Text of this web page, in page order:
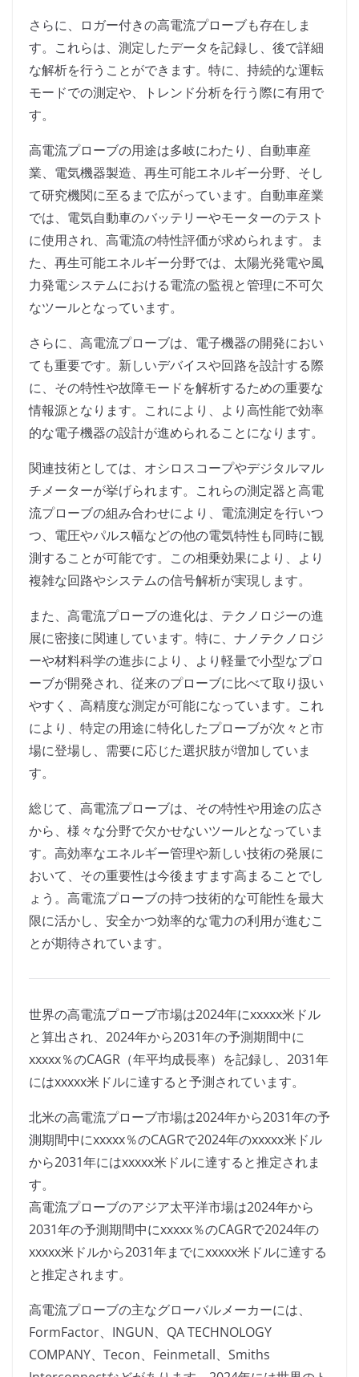
さらに、ロガー付きの高電流プローブも存在しま
す。これらは、測定したデータを記録し、後で詳細
な解析を行うことができます。特に、持続的な運転
モードでの測定や、トレンド分析を行う際に有用で
す。
高電流プローブの用途は多岐にわたり、自動車産
業、電気機器製造、再生可能エネルギー分野、そし
て研究機関に至るまで広がっています。自動車産業
では、電気自動車のバッテリーやモーターのテスト
に使用され、高電流の特性評価が求められます。ま
た、再生可能エネルギー分野では、太陽光発電や風
力発電システムにおける電流の監視と管理に不可欠
なツールとなっています。
さらに、高電流プローブは、電子機器の開発におい
ても重要です。新しいデバイスや回路を設計する際
に、その特性や故障モードを解析するための重要な
情報源となります。これにより、より高性能で効率
的な電子機器の設計が進められることになります。
関連技術としては、オシロスコープやデジタルマル
チメーターが挙げられます。これらの測定器と高電
流プローブの組み合わせにより、電流測定を行いつ
つ、電圧やパルス幅などの他の電気特性も同時に観
測することが可能です。この相乗効果により、より
複雑な回路やシステムの信号解析が実現します。
また、高電流プローブの進化は、テクノロジーの進
展に密接に関連しています。特に、ナノテクノロジ
ーや材料科学の進歩により、より軽量で小型なプロ
ーブが開発され、従来のプローブに比べて取り扱い
やすく、高精度な測定が可能になっています。これ
により、特定の用途に特化したプローブが次々と市
場に登場し、需要に応じた選択肢が増加していま
す。
総じて、高電流プローブは、その特性や用途の広さ
から、様々な分野で欠かせないツールとなっていま
す。高効率なエネルギー管理や新しい技術の発展に
おいて、その重要性は今後ますます高まることでし
ょう。高電流プローブの持つ技術的な可能性を最大
限に活かし、安全かつ効率的な電力の利用が進むこ
とが期待されています。
世界の高電流プローブ市場は2024年にxxxxx米ドル
と算出され、2024年から2031年の予測期間中に
xxxxx％のCAGR（年平均成長率）を記録し、2031年
にはxxxxx米ドルに達すると予測されています。
北米の高電流プローブ市場は2024年から2031年の予
測期間中にxxxxx％のCAGRで2024年のxxxxx米ドル
から2031年にはxxxxx米ドルに達すると推定されま
す。
高電流プローブのアジア太平洋市場は2024年から
2031年の予測期間中にxxxxx％のCAGRで2024年の
xxxxx米ドルから2031年までにxxxxx米ドルに達する
と推定されます。
高電流プローブの主なグローバルメーカーには、
FormFactor、INGUN、QA TECHNOLOGY
COMPANY、Tecon、Feinmetall、Smiths